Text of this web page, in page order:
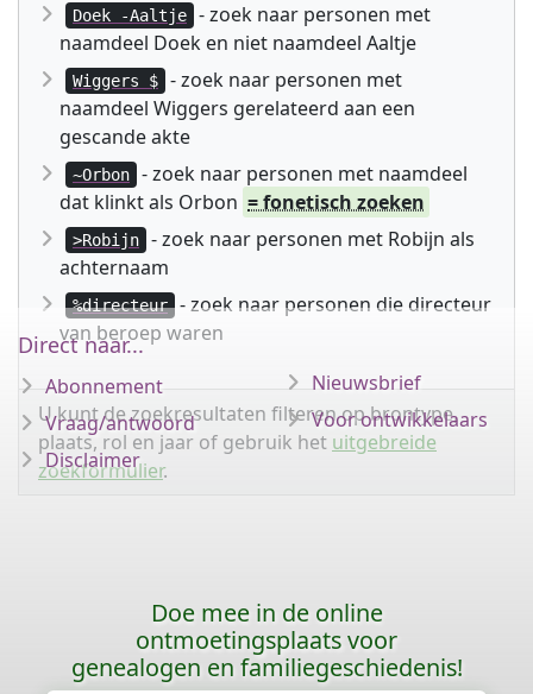
Doek -Aaltje
- zoek naar personen met
naamdeel Doek en niet naamdeel Aaltje
Wiggers $
- zoek naar personen met
naamdeel Wiggers gerelateerd aan een
gescande akte
~Orbon
- zoek naar personen met naamdeel
dat klinkt als Orbon = fonetisch zoeken
>Robijn
- zoek naar personen met Robijn als
achternaam
%directeur
- zoek naar personen die directeur
van beroep waren
U kunt de zoekresultaten filteren op brontype,
plaats, rol en jaar of gebruik het uitgebreide
zoekformulier.
Direct naar...
Abonnement
Vraag/antwoord
Disclaimer
Nieuwsbrief
Voor ontwikkelaars
Doe mee in de online
ontmoetingsplaats voor
genealogen en familiegeschiedenis!